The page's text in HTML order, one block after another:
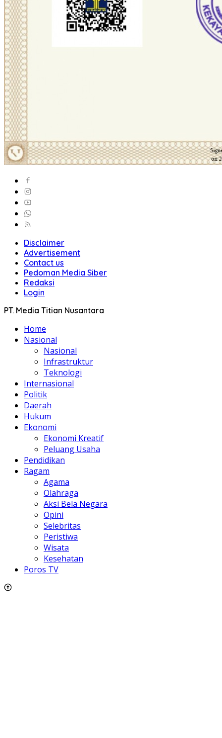
Disclaimer
Advertisement
Contact us
Pedoman Media Siber
Redaksi
Login
PT. Media Titian Nusantara
Home
Nasional
Nasional
Infrastruktur
Teknologi
Internasional
Politik
Daerah
Hukum
Ekonomi
Ekonomi Kreatif
Peluang Usaha
Pendidikan
Ragam
Agama
Olahraga
Aksi Bela Negara
Opini
Selebritas
Peristiwa
Wisata
Kesehatan
Poros TV